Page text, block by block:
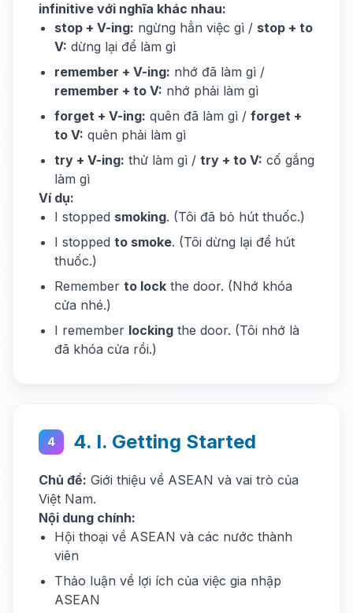
infinitive với nghĩa khác nhau:
stop + V-ing: ngừng hẳn việc gì / stop + to
V: dừng lại để làm gì
remember + V-ing: nhớ đã làm gì /
remember + to V: nhớ phải làm gì
forget + V-ing: quên đã làm gì / forget +
to V: quên phải làm gì
try + V-ing: thử làm gì / try + to V: cố gắng
làm gì
Ví dụ:
I stopped smoking. (Tôi đã bỏ hút thuốc.)
I stopped to smoke. (Tôi dừng lại để hút
thuốc.)
Remember to lock the door. (Nhớ khóa
cửa nhé.)
I remember locking the door. (Tôi nhớ là
đã khóa cửa rồi.)
4 4. I. Getting Started
Chủ đề: Giới thiệu về ASEAN và vai trò của
Việt Nam.
Nội dung chính:
Hội thoại về ASEAN và các nước thành
viên
Thảo luận về lợi ích của việc gia nhập
ASEAN